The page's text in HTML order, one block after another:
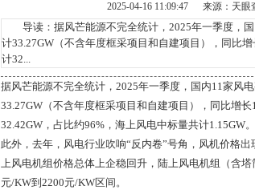
2025-04-16 11:09:47 来源：天
导读：据风芒能源不完全统计，2025年一季度，国
计33.27GW（不含年度框采项目和自建项目），同比
计32...
据风芒能源不完全统计，2025年一季度，国内11家风
33.27GW（不含年度框采项目和自建项目），同比增
32.42GW，占比约96%，海上风电中标量共计1.15GW。
此外，去年，风电行业吹响“反内卷”号角，风机价格
上风电机组价格总体上企稳回升，陆上风电机组（含
元/KW到2200元/KW区间。